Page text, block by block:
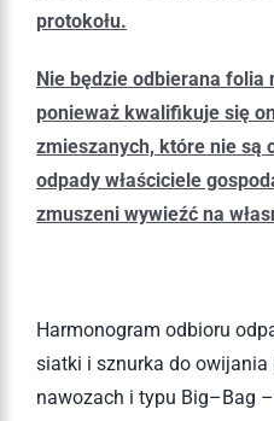
protokołu.
Nie będzie odbierana folia
ponieważ kwalifikuje się
zmieszanych, które nie są
odpady właściciele
zmuszeni wywieźć na
Harmonogram odbioru
siatki i sznurka do owijania
nawozach i typu Big–Bag